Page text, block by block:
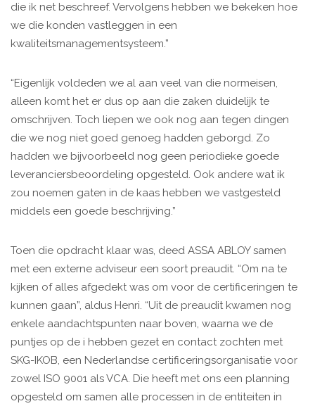
die ik net beschreef. Vervolgens hebben we bekeken hoe
we die konden vastleggen in een
kwaliteitsmanagementsysteem.”
“Eigenlijk voldeden we al aan veel van die normeisen,
alleen komt het er dus op aan die zaken duidelijk te
omschrijven. Toch liepen we ook nog aan tegen dingen
die we nog niet goed genoeg hadden geborgd. Zo
hadden we bijvoorbeeld nog geen periodieke goede
leveranciersbeoordeling opgesteld. Ook andere wat ik
zou noemen gaten in de kaas hebben we vastgesteld
middels een goede beschrijving.”
Toen die opdracht klaar was, deed ASSA ABLOY samen
met een externe adviseur een soort preaudit. “Om na te
kijken of alles afgedekt was om voor de certificeringen te
kunnen gaan”, aldus Henri. “Uit de preaudit kwamen nog
enkele aandachtspunten naar boven, waarna we de
puntjes op de i hebben gezet en contact zochten met
SKG-IKOB, een Nederlandse certificeringsorganisatie voor
zowel ISO 9001 als VCA. Die heeft met ons een planning
opgesteld om samen alle processen in de entiteiten in